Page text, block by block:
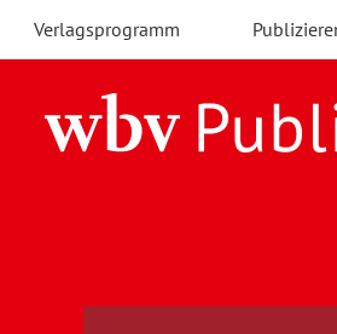
Verlagsprogramm